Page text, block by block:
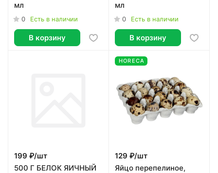
мл
0 Есть в наличии
В корзину
мл
0 Есть в наличии
В корзину
199 ₽/шт
500 Г БЕЛОК ЯИЧНЫЙ
HORECA
129 ₽/шт
Яйцо перепелиное,